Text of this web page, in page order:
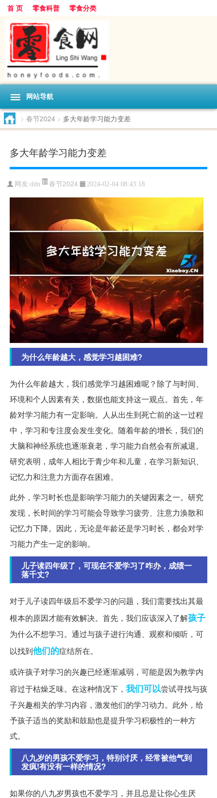
首 页 零食科普 零食分类
网站导航
> 春节2024 > 多大年龄学习能力变差
多大年龄学习能力变差
网友:ddn 春节2024 2024-02-04 08:43:18
为什么年龄越大，感觉学习越困难?
为什么年龄越大，我们感觉学习越困难呢？除了与时间、
环境和个人因素有关，数据也能支持这一观点。首先，年
龄对学习能力有一定影响。人从出生到死亡前的这一过程
中，学习和专注度会发生变化。随着年龄的增长，我们的
大脑和神经系统也逐渐衰老，学习能力自然会有所减退。
研究表明，成年人相比于青少年和儿童，在学习新知识、
记忆力和注意力方面存在困难。
此外，学习时长也是影响学习能力的关键因素之一。研究
发现，长时间的学习可能会导致学习疲劳、注意力涣散和
记忆力下降。因此，无论是年龄还是学习时长，都会对学
习能力产生一定的影响。
儿子读四年级了，可现在不爱学习了咋办，成绩一
落千丈?
对于儿子读四年级后不爱学习的问题，我们需要找出其最
根本的原因才能有效解决。首先，我们应该深入了解孩子
为什么不想学习。通过与孩子进行沟通、观察和倾听，可
以找到他们的症结所在。
或许孩子对学习的兴趣已经逐渐减弱，可能是因为教学内
容过于枯燥乏味。在这种情况下， 我们可以尝试寻找与孩
子兴趣相关的学习内容，激发他们的学习动力。此外，给
予孩子适当的奖励和鼓励也是提升学习积极性的一种方
式。
八九岁的男孩不爱学习，特别讨厌，经常被他气到
发疯!有没有一样的情况?
如果你的八九岁男孩也不爱学习，并且总是让你心生厌